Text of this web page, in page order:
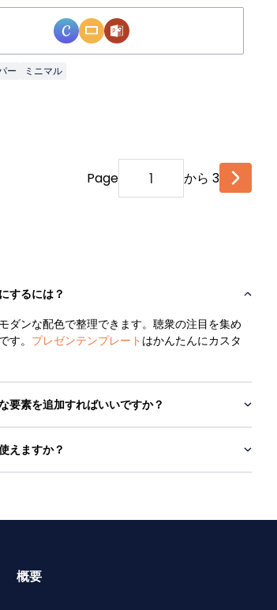
ー ミニマル
Page から 3
するには？
ダンな配色で整理できます。聴衆の注目を集め
す。 プレゼンテンプレート はかんたんにカスタ
要素を追加すればいいですか？
えますか？
概要